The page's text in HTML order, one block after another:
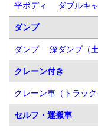
平ボディ ダブルキ
ダンプ
ダンプ 深ダンプ（
クレーン付き
クレーン車（トラック
セルフ・運搬車